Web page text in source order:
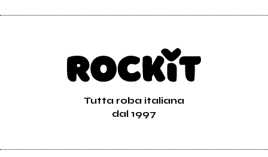
Tutta roba italiana
dal 1997